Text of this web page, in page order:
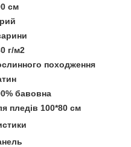
см
г/м2
походження
бавовна
пледів 100*80 см